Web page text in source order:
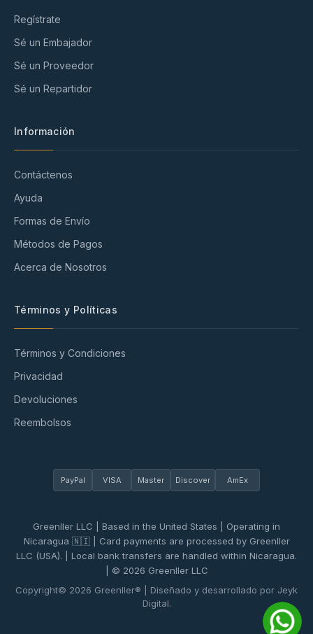
Regístrate
Sé un Embajador
Sé un Proveedor
Sé un Repartidor
Información
Contáctenos
Ayuda
Formas de Envío
Métodos de Pagos
Acerca de Nosotros
Términos y Políticas
Términos y Condiciones
Privacidad
Devoluciones
Reembolsos
PayPal VISA Master Discover AmEx
Greenller LLC | Based in the United States | Operating in
Nicaragua 🇳🇮 | Card payments are processed by Greenller
LLC (USA). | Local bank transfers are handled within Nicaragua.
| © 2026 Greenller LLC
Copyright© 2026 Greenller® | Diseñado y desarrollado por Jeyk
Digital.